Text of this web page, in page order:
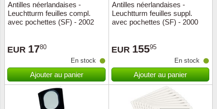
Antilles néerlandaises -
Leuchtturm feuilles compl.
avec pochettes (SF) - 2002
EUR 1780
En stock
Ajouter au panier
Antilles néerlandaises -
Leuchtturm feuilles suppl.
avec pochettes (SF) - 2000
EUR 15595
En stock
Ajouter au panier